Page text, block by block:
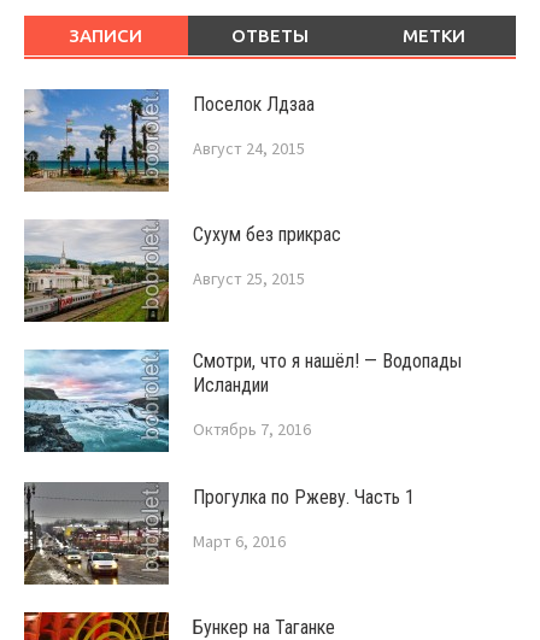
ЗАПИСИ ОТВЕТЫ МЕТКИ
Поселок Лдзаа
Август 24, 2015
Сухум без прикрас
Август 25, 2015
Смотри, что я нашёл! — Водопады
Исландии
Октябрь 7, 2016
Прогулка по Ржеву. Часть 1
Март 6, 2016
Бункер на Таганке